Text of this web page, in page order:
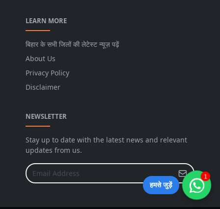
LEARN MORE
बिहार के सभी जिलों की लेटेस्ट न्यूज़ पढ़ें
About Us
Privacy Policy
Disclaimer
NEWSLETTER
Stay up to date with the latest news and relevant
updates from us.
हमसे जुड़ें
1